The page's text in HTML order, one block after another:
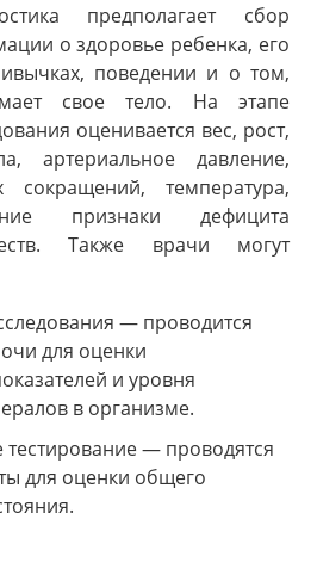
предполагает сбор
о здоровье ребенка, его
поведении и о том,
свое тело. На этапе
оценивается вес, рост,
артериальное давление,
сокращений, температура,
признаки дефицита
Также врачи могут
— проводится
для оценки
и уровня
в организме.
тестирование — проводятся
для оценки общего